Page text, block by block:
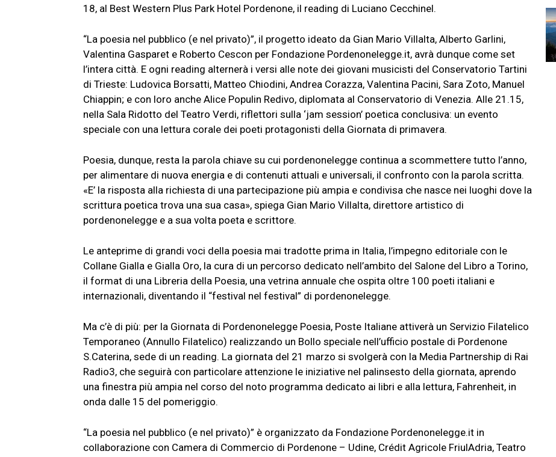
18, al Best Western Plus Park Hotel Pordenone, il reading di Luciano Cecchinel.
“La poesia nel pubblico (e nel privato)”, il progetto ideato da Gian Mario Villalta, Alberto Garlini,
Valentina Gasparet e Roberto Cescon per Fondazione Pordenonelegge.it, avrà dunque come set
l’intera città. E ogni reading alternerà i versi alle note dei giovani musicisti del Conservatorio Tartini
di Trieste: Ludovica Borsatti, Matteo Chiodini, Andrea Corazza, Valentina Pacini, Sara Zoto, Manuel
Chiappin; e con loro anche Alice Populin Redivo, diplomata al Conservatorio di Venezia. Alle 21.15,
nella Sala Ridotto del Teatro Verdi, riflettori sulla ‘jam session’ poetica conclusiva: un evento
speciale con una lettura corale dei poeti protagonisti della Giornata di primavera.
Poesia, dunque, resta la parola chiave su cui pordenonelegge continua a scommettere tutto l’anno,
per alimentare di nuova energia e di contenuti attuali e universali, il confronto con la parola scritta.
«E’ la risposta alla richiesta di una partecipazione più ampia e condivisa che nasce nei luoghi dove la
scrittura poetica trova una sua casa», spiega Gian Mario Villalta, direttore artistico di
pordenonelegge e a sua volta poeta e scrittore.
Le anteprime di grandi voci della poesia mai tradotte prima in Italia, l’impegno editoriale con le
Collane Gialla e Gialla Oro, la cura di un percorso dedicato nell’ambito del Salone del Libro a Torino,
il format di una Libreria della Poesia, una vetrina annuale che ospita oltre 100 poeti italiani e
internazionali, diventando il “festival nel festival” di pordenonelegge.
Ma c’è di più: per la Giornata di Pordenonelegge Poesia, Poste Italiane attiverà un Servizio Filatelico
Temporaneo (Annullo Filatelico) realizzando un Bollo speciale nell’ufficio postale di Pordenone
S.Caterina, sede di un reading. La giornata del 21 marzo si svolgerà con la Media Partnership di Rai
Radio3, che seguirà con particolare attenzione le iniziative nel palinsesto della giornata, aprendo
una finestra più ampia nel corso del noto programma dedicato ai libri e alla lettura, Fahrenheit, in
onda dalle 15 del pomeriggio.
“La poesia nel pubblico (e nel privato)” è organizzato da Fondazione Pordenonelegge.it in
collaborazione con Camera di Commercio di Pordenone – Udine, Crédit Agricole FriulAdria, Teatro